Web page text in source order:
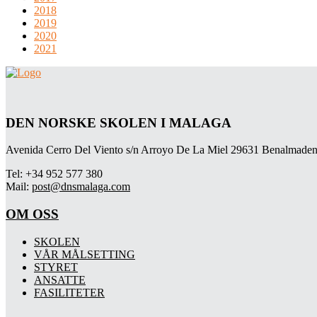
2018
2019
2020
2021
DEN NORSKE SKOLEN I MALAGA
Avenida Cerro Del Viento s/n Arroyo De La Miel 29631
Tel: +34 952 577 380
Mail: post@dnsmalaga.com
OM OSS
SKOLEN
VÅR MÅLSETTING
STYRET
ANSATTE
FASILITETER